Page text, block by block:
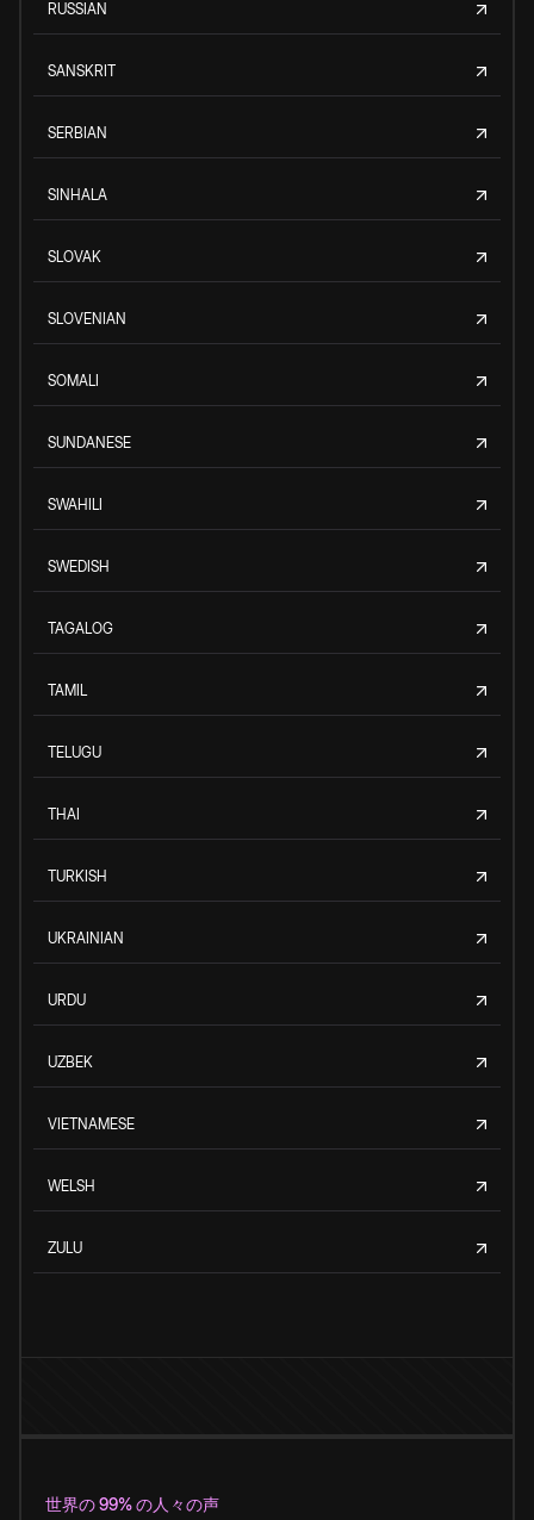
RUSSIAN
SANSKRIT
SERBIAN
SINHALA
SLOVAK
SLOVENIAN
SOMALI
SUNDANESE
SWAHILI
SWEDISH
TAGALOG
TAMIL
TELUGU
THAI
TURKISH
UKRAINIAN
URDU
UZBEK
VIETNAMESE
WELSH
ZULU
世界の 99% の人々の声